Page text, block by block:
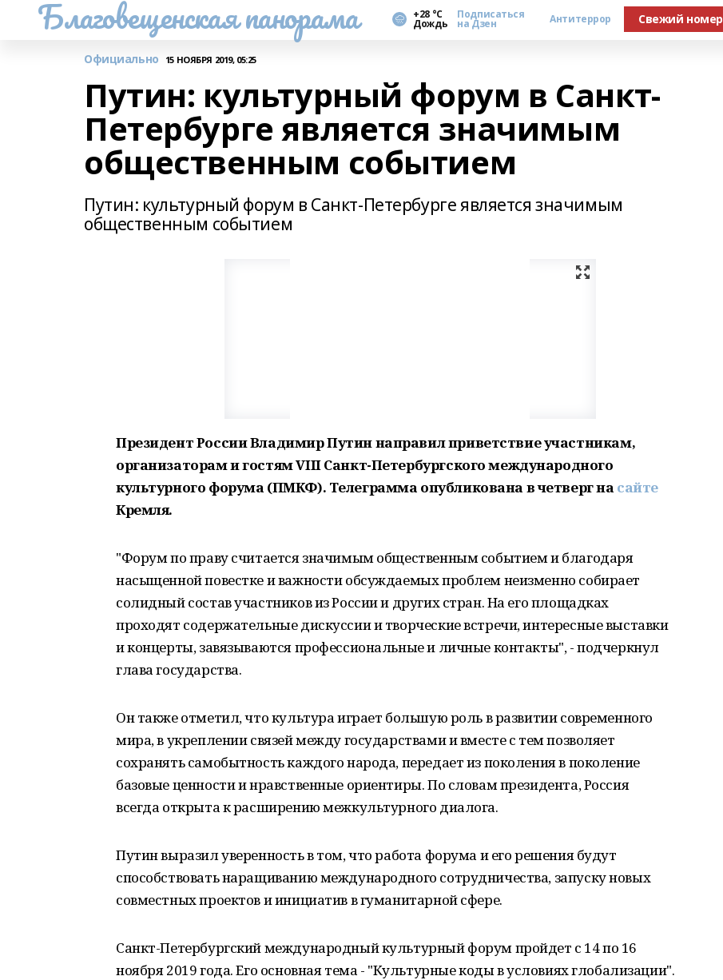
Благовещенская панорама +28 °С
Дождь
Подписаться
на Дзен Антитеррор Свежий номер
Официально 15 НОЯБРЯ 2019, 05:25
Путин: культурный форум в Санкт-
Петербурге является значимым
общественным событием
Путин: культурный форум в Санкт-Петербурге является значимым
общественным событием
Президент России Владимир Путин направил приветствие участникам,
организаторам и гостям VIII Санкт-Петербургского международного
культурного форума (ПМКФ). Телеграмма опубликована в четверг на сайте
Кремля.
"Форум по праву считается значимым общественным событием и благодаря
насыщенной повестке и важности обсуждаемых проблем неизменно собирает
солидный состав участников из России и других стран. На его площадках
проходят содержательные дискуссии и творческие встречи, интересные выставки
и концерты, завязываются профессиональные и личные контакты", - подчеркнул
глава государства.
Он также отметил, что культура играет большую роль в развитии современного
мира, в укреплении связей между государствами и вместе с тем позволяет
сохранять самобытность каждого народа, передает из поколения в поколение
базовые ценности и нравственные ориентиры. По словам президента, Россия
всегда открыта к расширению межкультурного диалога.
Путин выразил уверенность в том, что работа форума и его решения будут
способствовать наращиванию международного сотрудничества, запуску новых
совместных проектов и инициатив в гуманитарной сфере.
Санкт-Петербургский международный культурный форум пройдет с 14 по 16
ноября 2019 года. Его основная тема - "Культурные коды в условиях глобализации".